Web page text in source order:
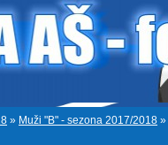
» Muži "B" - sezona 2017/2018 »